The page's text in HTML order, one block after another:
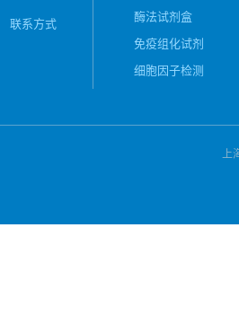
联系方式
酶法试剂盒
免疫组化试剂
细胞因子检测
上